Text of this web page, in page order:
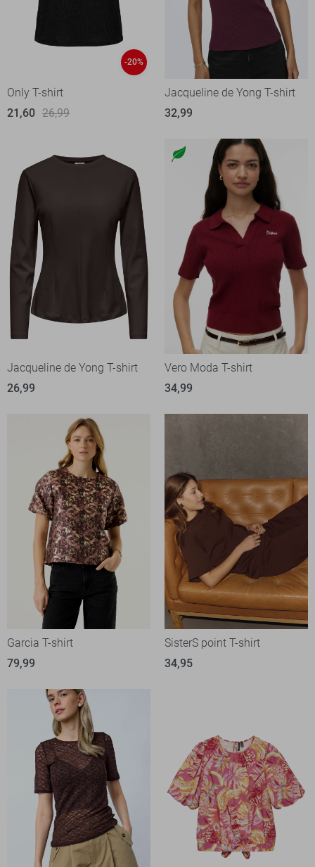
-20%
Only T-shirt
21,60 26,99
Jacqueline de Yong T-shirt
32,99
Jacqueline de Yong T-shirt
26,99
Vero Moda T-shirt
34,99
Garcia T-shirt
79,99
SisterS point T-shirt
34,95